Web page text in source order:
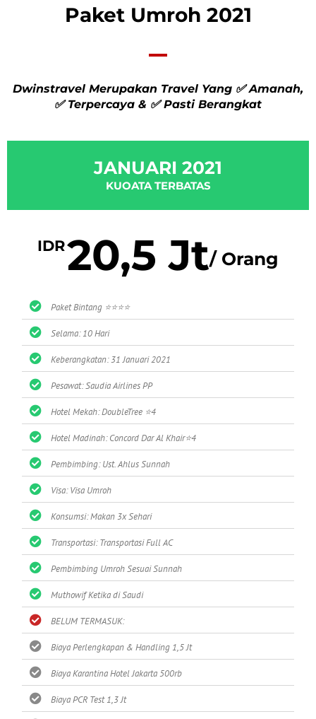
Paket Umroh 2021
Dwinstravel Merupakan Travel Yang ✅ Amanah,
✅ Terpercaya & ✅ Pasti Berangkat
JANUARI 2021
KUOATA TERBATAS
IDR20,5 Jt/ Orang
Paket Bintang ⭐⭐⭐⭐
Selama: 10 Hari
Keberangkatan: 31 Januari 2021
Pesawat: Saudia Airlines PP
Hotel Mekah: DoubleTree ⭐4
Hotel Madinah: Concord Dar Al Khair⭐4
Pembimbing: Ust. Ahlus Sunnah
Visa: Visa Umroh
Konsumsi: Makan 3x Sehari
Transportasi: Transportasi Full AC
Pembimbing Umroh Sesuai Sunnah
Muthowif Ketika di Saudi
BELUM TERMASUK:
Biaya Perlengkapan & Handling 1,5 Jt
Biaya Karantina Hotel Jakarta 500rb
Biaya PCR Test 1,3 Jt